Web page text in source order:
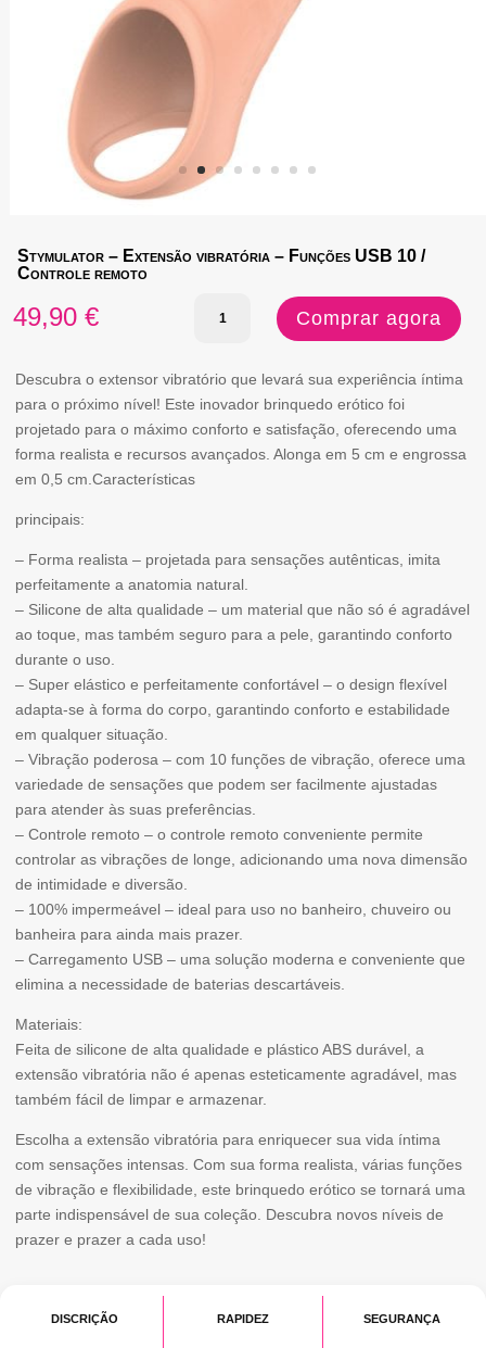
Stymulator – Extensão vibratória – Funções USB 10 /
Controle remoto
49,90 €
Quantidade
Stymulator
-
Extensão
vibratória
Funções
USB
Controle
Comprar agora
Descubra o extensor vibratório que levará sua experiência íntima
para o próximo nível! Este inovador brinquedo erótico foi
projetado para o máximo conforto e satisfação, oferecendo uma
forma realista e recursos avançados. Alonga em 5 cm e engrossa
em 0,5 cm.Características
principais:
– Forma realista – projetada para sensações autênticas, imita
perfeitamente a anatomia natural.
– Silicone de alta qualidade – um material que não só é agradável
ao toque, mas também seguro para a pele, garantindo conforto
durante o uso.
– Super elástico e perfeitamente confortável – o design flexível
adapta-se à forma do corpo, garantindo conforto e estabilidade
em qualquer situação.
– Vibração poderosa – com 10 funções de vibração, oferece uma
variedade de sensações que podem ser facilmente ajustadas
para atender às suas preferências.
– Controle remoto – o controle remoto conveniente permite
controlar as vibrações de longe, adicionando uma nova dimensão
de intimidade e diversão.
– 100% impermeável – ideal para uso no banheiro, chuveiro ou
banheira para ainda mais prazer.
– Carregamento USB – uma solução moderna e conveniente que
elimina a necessidade de baterias descartáveis.
Materiais:
Feita de silicone de alta qualidade e plástico ABS durável, a
extensão vibratória não é apenas esteticamente agradável, mas
também fácil de limpar e armazenar.
Escolha a extensão vibratória para enriquecer sua vida íntima
com sensações intensas. Com sua forma realista, várias funções
de vibração e flexibilidade, este brinquedo erótico se tornará uma
parte indispensável de sua coleção. Descubra novos níveis de
prazer e prazer a cada uso!
DISCRIÇÃO RAPIDEZ SEGURANÇA